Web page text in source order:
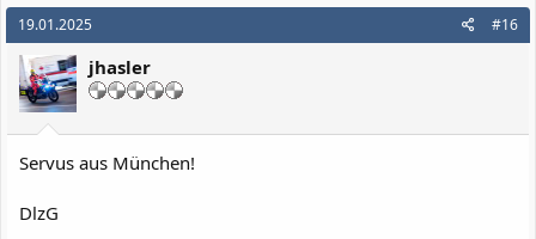
19.01.2025 #16
jhasler
Servus aus München!
DlzG